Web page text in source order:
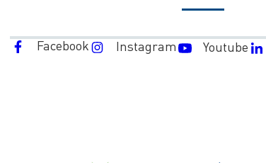
Facebook Instagram Youtube